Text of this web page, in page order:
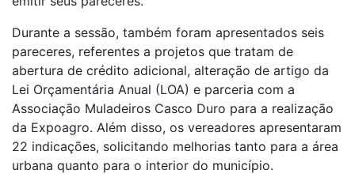
Durante a sessão, também foram apresentados seis
pareceres, referentes a projetos que tratam de
abertura de crédito adicional, alteração de artigo da
Lei Orçamentária Anual (LOA) e parceria com a
Associação Muladeiros Casco Duro para a realização
da Expoagro. Além disso, os vereadores apresentaram
22 indicações, solicitando melhorias tanto para a área
urbana quanto para o interior do município.